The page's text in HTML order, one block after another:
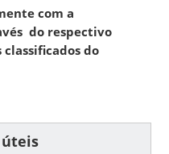
com a
do respectivo
do